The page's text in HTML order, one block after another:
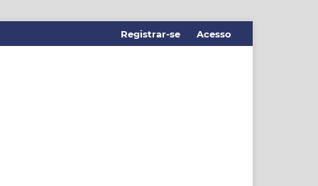
Registrar-se Acesso